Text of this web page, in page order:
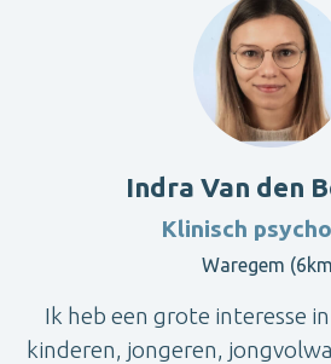
Indra Van den
Klinisch
Waregem
Ik heb een grote interesse
kinderen, jongeren,